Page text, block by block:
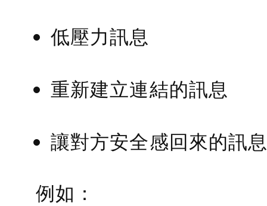
低壓力訊息
重新建立連結的訊息
讓對方安全感回來的訊
例如：